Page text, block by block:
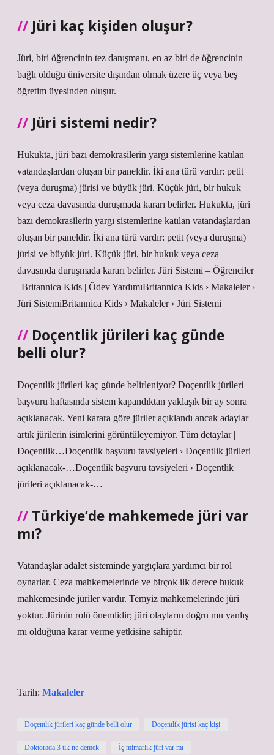
Jüri kaç kişiden oluşur?
Jüri, biri öğrencinin tez danışmanı, en az biri de öğrencinin
bağlı olduğu üniversite dışından olmak üzere üç veya beş
öğretim üyesinden oluşur.
Jüri sistemi nedir?
Hukukta, jüri bazı demokrasilerin yargı sistemlerine katılan
vatandaşlardan oluşan bir paneldir. İki ana türü vardır: petit
(veya duruşma) jürisi ve büyük jüri. Küçük jüri, bir hukuk
veya ceza davasında duruşmada kararı belirler. Hukukta, jüri
bazı demokrasilerin yargı sistemlerine katılan vatandaşlardan
oluşan bir paneldir. İki ana türü vardır: petit (veya duruşma)
jürisi ve büyük jüri. Küçük jüri, bir hukuk veya ceza
davasında duruşmada kararı belirler. Jüri Sistemi – Öğrenciler
| Britannica Kids | Ödev YardımıBritannica Kids › Makaleler ›
Jüri SistemiBritannica Kids › Makaleler › Jüri Sistemi
Doçentlik jürileri kaç günde
belli olur?
Doçentlik jürileri kaç günde belirleniyor? Doçentlik jürileri
başvuru haftasında sistem kapandıktan yaklaşık bir ay sonra
açıklanacak. Yeni karara göre jüriler açıklandı ancak adaylar
artık jürilerin isimlerini görüntüleyemiyor. Tüm detaylar |
Doçentlik…Doçentlik başvuru tavsiyeleri › Doçentlik jürileri
açıklanacak-…Doçentlik başvuru tavsiyeleri › Doçentlik
jürileri açıklanacak-…
Türkiye’de mahkemede jüri var
mı?
Vatandaşlar adalet sisteminde yargıçlara yardımcı bir rol
oynarlar. Ceza mahkemelerinde ve birçok ilk derece hukuk
mahkemesinde jüriler vardır. Temyiz mahkemelerinde jüri
yoktur. Jürinin rolü önemlidir; jüri olayların doğru mu yanlış
mı olduğuna karar verme yetkisine sahiptir.
Tarih: Makaleler
Doçentlik jürileri kaç günde belli olur Doçentlik jürisi kaç kişi
Doktorada 3 tik ne demek İç mimarlık jüri var mı